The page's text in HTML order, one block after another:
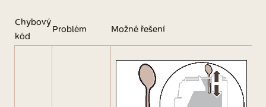
Chybový
kód
Problém Možné řešení